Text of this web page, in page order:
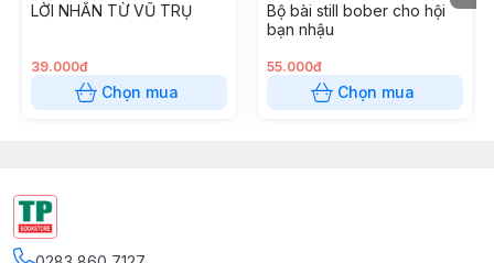
LỜI NHẮN TỪ VŨ TRỤ
39.000đ
Chọn mua
Bộ bài still bober cho hội
bạn nhậu
55.000đ
Chọn mua